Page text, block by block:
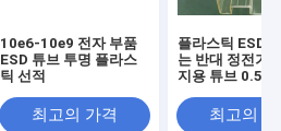
10e6-10e9 전자 부품
ESD 튜브 투명 플라스
틱 선적
최고의 가격
플라스틱 ESD
는 반대 정전기
지용 튜브
니다
최고의